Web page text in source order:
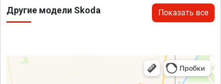
Другие модели Skoda Показать все